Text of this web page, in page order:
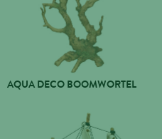
AQUA DECO BOOMWORTEL